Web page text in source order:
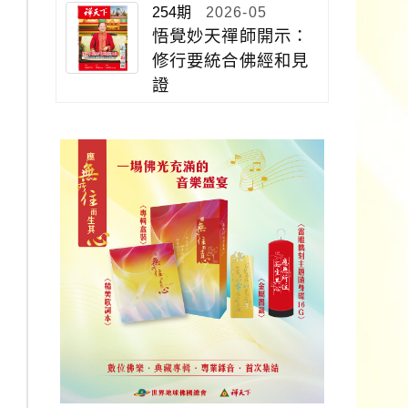
254期 2026-05
悟覺妙天禪師開示：
修行要統合佛經和見
證